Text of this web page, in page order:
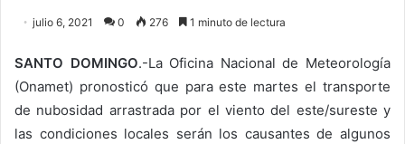
julio 6, 2021 0 276 1 minuto de lectura
SANTO DOMINGO.-La Oficina Nacional de Meteorología
(Onamet) pronosticó que para este martes el transporte
de nubosidad arrastrada por el viento del este/sureste y
las condiciones locales serán los causantes de algunos